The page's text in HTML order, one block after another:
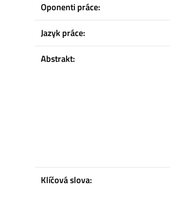
Oponenti práce:
Jazyk práce:
Abstrakt:
Klíčová slova: